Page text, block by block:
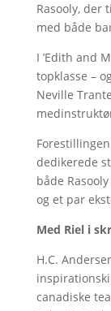
Rasooly, der
med både
I ’Edith and
topklasse –
Neville
dedikerede
både
og et par
Med Riel i
H.C.
canadiske